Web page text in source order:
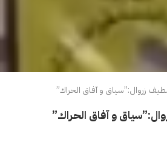
زروال:”سياق و آفاق الحراك”
و آفاق الحراك”